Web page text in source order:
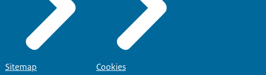
Sitemap Cookies